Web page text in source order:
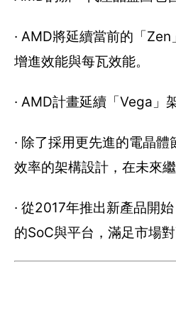
· AMD將延續當前的「
增進效能與每瓦效能。
· AMD計畫延續「Vega」
· 除了採用更先進的電晶
效率的架構設計，在未來
· 從2017年推出新產品開
的SoC與平台，滿足市場